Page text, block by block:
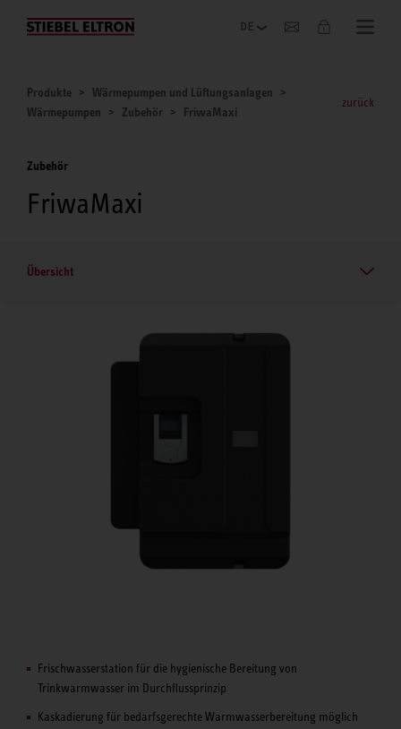
Unternehmen
Produkte
Wärmepumpen und Lüftungsanlagen
Wärmepumpen
Zubehör FriwaMaxi
zurück
Zubehör
FriwaMaxi
Übersicht
Frischwasserstation für die hygienische Bereitung von
Trinkwarmwasser im Durchflussprinzip
Kaskadierung für bedarfsgerechte Warmwasserbereitung möglich